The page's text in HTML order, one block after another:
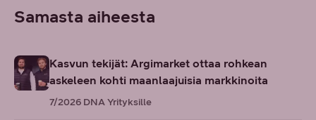
Samasta aiheesta
Kasvun tekijät: Argimarket ottaa rohkean
askeleen kohti maanlaajuisia markkinoita
7/2026 DNA Yrityksille